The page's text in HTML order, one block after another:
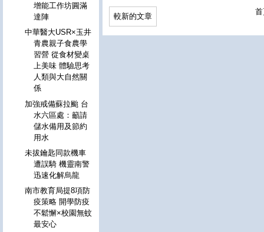
較新的文章
增能工作坊圓滿
達陣
中華醫大USR×玉井
青農親子食農學
習營 從食材變桌
上美味 體驗思考
人類與大自然關
係
加強戒備蘇拉颱 台
水六區處：籲請
儲水備用及節約
用水
未拔鑰匙同款機車
遭誤騎 機靈南警
迅速化解烏龍
南市教育局提8項防
疫策略 開學防疫
不鬆懈×校園無蚊
最安心